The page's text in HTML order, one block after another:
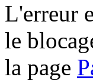
L'erreur
le
la page